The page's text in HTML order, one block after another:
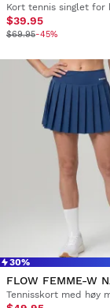
Kort tennis singlet for
$39.95
$69.95-45%
30%
FLOW FEMME-W